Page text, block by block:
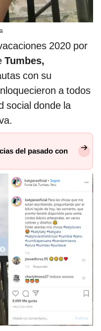
2020 por
Tumbes,
con su
a todos
social donde la
del pasado con